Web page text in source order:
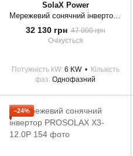
SolaX Power
Мережевий сонячний інвертор PROSOLAX Х1-6.0-T-D
32 130 грн 47 000 грн
Очікується
Потужність kW 6 KW
Кількість
фаз Однофазний
−24%